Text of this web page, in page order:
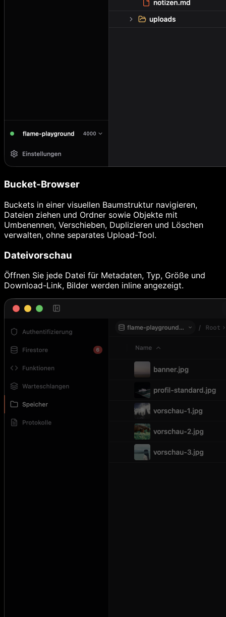
Bucket-Browser
Buckets in einer visuellen Baumstruktur navigieren,
Dateien ziehen und Ordner sowie Objekte mit
Umbenennen, Verschieben, Duplizieren und Löschen
verwalten, ohne separates Upload-Tool.
Dateivorschau
Öffnen Sie jede Datei für Metadaten, Typ, Größe und
Download-Link, Bilder werden inline angezeigt.